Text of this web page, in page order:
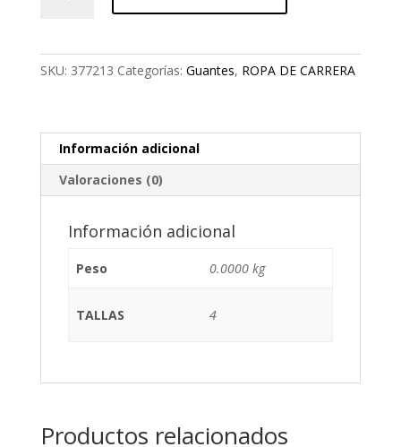
SKU: 377213 Categorías: Guantes, ROPA DE CARRERA
Información adicional
Valoraciones (0)
Información adicional
Peso 0.0000 kg
TALLAS 4
Productos relacionados